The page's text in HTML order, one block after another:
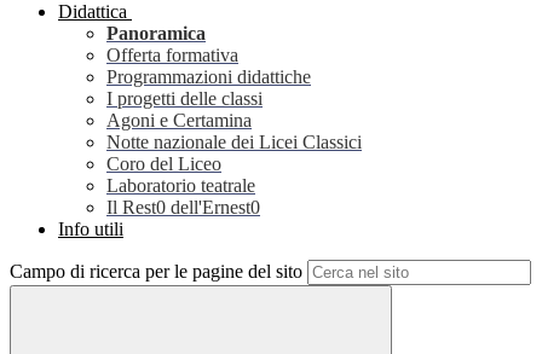
Didattica
Panoramica
Offerta formativa
Programmazioni didattiche
I progetti delle classi
Agoni e Certamina
Notte nazionale dei Licei Classici
Coro del Liceo
Laboratorio teatrale
Il Rest0 dell'Ernest0
Info utili
Campo di ricerca per le pagine del sito